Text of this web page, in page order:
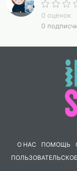
0 оценок
0
О НАС ПОМОЩЬ